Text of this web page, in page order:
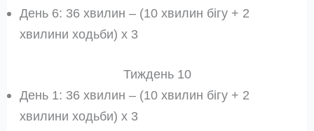
День 6: 36 хвилин – (10 хвилин бігу + 2
хвилини ходьби) x 3
Тиждень 10
День 1: 36 хвилин – (10 хвилин бігу + 2
хвилини ходьби) x 3